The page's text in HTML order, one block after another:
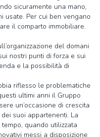
sicuramente una mano,
usate. Per cui ben vengano
il comparto immobiliare.
del domani
nostri punti di forza e sui
e la possibilità di
riflesso le problematiche
ultimi anni il Gruppo
un’occasione di crescita
suoi appartenenti. La
quando utilizzata
messi a disposizione